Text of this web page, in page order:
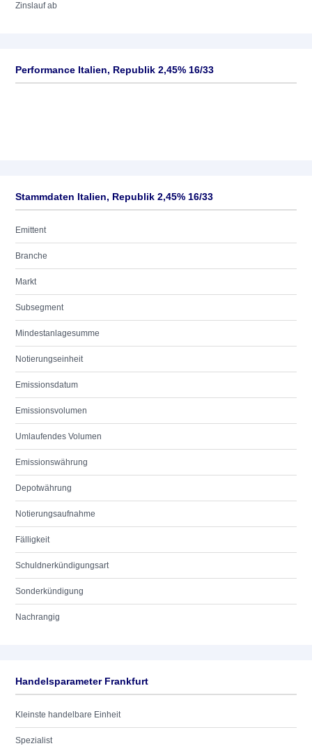
Zinslauf ab
Performance Italien, Republik 2,45% 16/33
Stammdaten Italien, Republik 2,45% 16/33
Emittent
Branche
Markt
Subsegment
Mindestanlagesumme
Notierungseinheit
Emissionsdatum
Emissionsvolumen
Umlaufendes Volumen
Emissionswährung
Depotwährung
Notierungsaufnahme
Fälligkeit
Schuldnerkündigungsart
Sonderkündigung
Nachrangig
Handelsparameter Frankfurt
Kleinste handelbare Einheit
Spezialist